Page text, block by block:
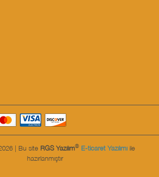
| Bu site RGS Yazılım® E-ticaret Yazılımıile
hazırlanmıştır